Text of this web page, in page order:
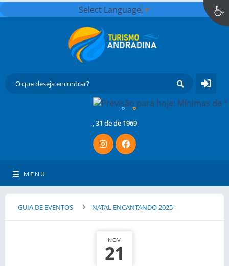
Select Language ▼
° °
, 31 de de 1969
MENU
GUIA DE EVENTOS NATAL ENCANTANDO 2025
NOV
21